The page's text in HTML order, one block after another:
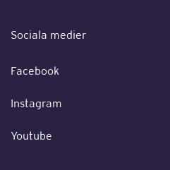
Sociala medier
Facebook
Instagram
Youtube